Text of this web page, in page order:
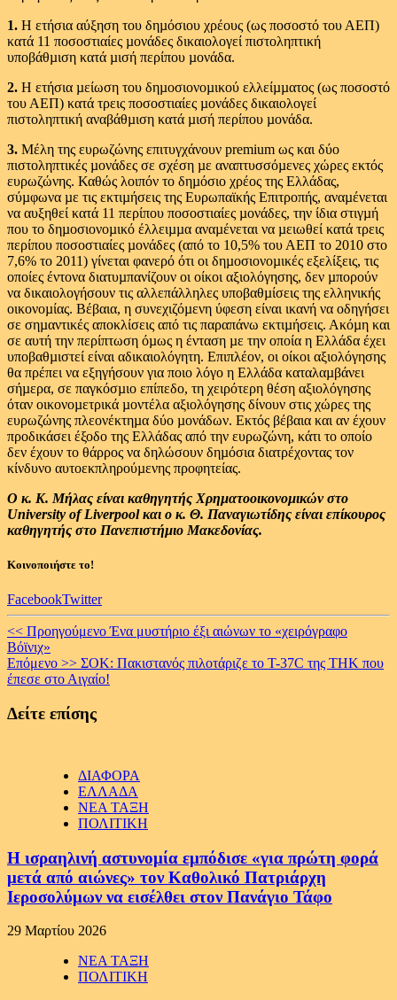
1. Η ετήσια αύξηση του δηµόσιου χρέους (ως ποσοστό του ΑΕΠ)
κατά 11 ποσοστιαίες µονάδες δικαιολογεί πιστοληπτική
υποβάθµιση κατά µισή περίπου µονάδα.
2. Η ετήσια µείωση του δηµοσιονοµικού ελλείµµατος (ως ποσοστό
του ΑΕΠ) κατά τρεις ποσοστιαίες µονάδες δικαιολογεί
πιστοληπτική αναβάθµιση κατά µισή περίπου µονάδα.
3. Μέλη της ευρωζώνης επιτυγχάνουν premium ως και δύο
πιστοληπτικές µονάδες σε σχέση µε αναπτυσσόµενες χώρες εκτός
ευρωζώνης. Καθώς λοιπόν το δηµόσιο χρέος της Ελλάδας,
σύµφωνα µε τις εκτιµήσεις της Ευρωπαϊκής Επιτροπής, αναµένεται
να αυξηθεί κατά 11 περίπου ποσοστιαίες µονάδες, την ίδια στιγµή
που το δηµοσιονοµικό έλλειµµα αναµένεται να µειωθεί κατά τρεις
περίπου ποσοστιαίες µονάδες (από το 10,5% του ΑΕΠ το 2010 στο
7,6% το 2011) γίνεται φανερό ότι οι δηµοσιονοµικές εξελίξεις, τις
οποίες έντονα διατυµπανίζουν οι οίκοι αξιολόγησης, δεν µπορούν
να δικαιολογήσουν τις αλλεπάλληλες υποβαθµίσεις της ελληνικής
οικονοµίας. Βέβαια, η συνεχιζόµενη ύφεση είναι ικανή να οδηγήσει
σε σηµαντικές αποκλίσεις από τις παραπάνω εκτιµήσεις. Ακόµη και
σε αυτή την περίπτωση όµως η ένταση µε την οποία η Ελλάδα έχει
υποβαθµιστεί είναι αδικαιολόγητη. Επιπλέον, οι οίκοι αξιολόγησης
θα πρέπει να εξηγήσουν για ποιο λόγο η Ελλάδα καταλαµβάνει
σήµερα, σε παγκόσµιο επίπεδο, τη χειρότερη θέση αξιολόγησης
όταν οικονοµετρικά µοντέλα αξιολόγησης δίνουν στις χώρες της
ευρωζώνης πλεονέκτηµα δύο µονάδων. Εκτός βέβαια και αν έχουν
προδικάσει έξοδο της Ελλάδας από την ευρωζώνη, κάτι το οποίο
δεν έχουν το θάρρος να δηλώσουν δηµόσια διατρέχοντας τον
κίνδυνο αυτοεκπληρούµενης προφητείας.
Ο κ. Κ. Μήλας είναι καθηγητής Χρηµατοοικονοµικών στο
University ofLiverpool και ο κ. Θ. Παναγιωτίδης είναι επίκουρος
καθηγητής στο Πανεπιστήµιο Μακεδονίας.
Κοινοποιήστε το!
FacebookTwitter
Continue
Reading
<< ΠροηγούμενοΈνα μυστήριο έξι αιώνων το «χειρόγραφο
Βόϊνιχ»
Επόμενο >> ΣΟΚ: Πακιστανός πιλοτάριζε το T-37C της ΤΗΚ που
έπεσε στο Αιγαίο!
Δείτε επίσης
ΔΙΑΦΟΡΑ
ΕΛΛΑΔΑ
ΝΕΑ ΤΑΞΗ
ΠΟΛΙΤΙΚΗ
Η ισραηλινή αστυνομία εμπόδισε «για πρώτη φορά
μετά από αιώνες» τον Καθολικό Πατριάρχη
Ιεροσολύμων να εισέλθει στον Πανάγιο Τάφο
29 Μαρτίου 2026
ΝΕΑ ΤΑΞΗ
ΠΟΛΙΤΙΚΗ